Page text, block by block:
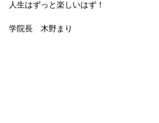
人生はずっと楽しいはず！
学院長　木野まり